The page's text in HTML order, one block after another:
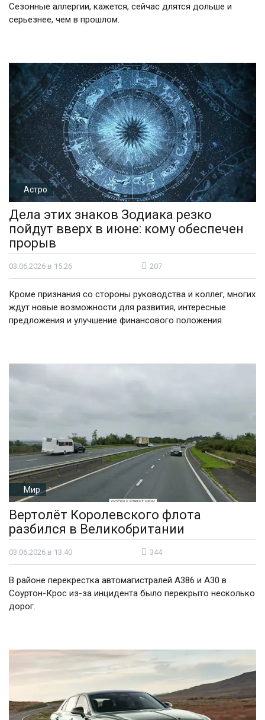
Сезонные аллергии, кажется, сейчас длятся дольше и
серьезнее, чем в прошлом.
Астро
Дела этих знаков Зодиака резко
пойдут вверх в июне: кому обеспечен
прорыв
03.06.2026 в 15:26 207
Кроме признания со стороны руководства и коллег, многих
ждут новые возможности для развития, интересные
предложения и улучшение финансового положения.
Мир
Вертолёт Королевского флота
разбился в Великобритании
03.06.2026 в 13:40 344
В районе перекрестка автомагистралей A386 и A30 в
Соуртон-Крос из-за инцидента было перекрыто несколько
дорог.